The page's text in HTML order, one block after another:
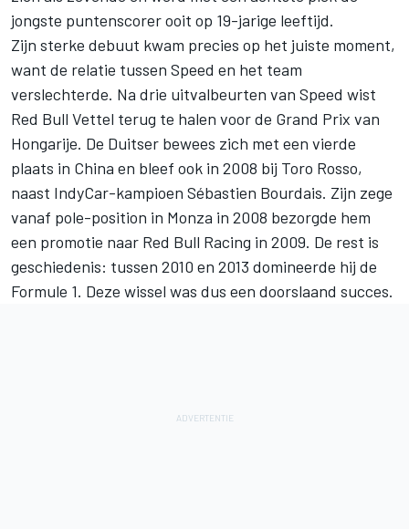
jongste puntenscorer ooit op 19-jarige leeftijd.
Zijn sterke debuut kwam precies op het juiste moment,
want de relatie tussen Speed en het team
verslechterde. Na drie uitvalbeurten van Speed wist
Red Bull Vettel terug te halen voor de Grand Prix van
Hongarije. De Duitser bewees zich met een vierde
plaats in China en bleef ook in 2008 bij Toro Rosso,
naast IndyCar-kampioen Sébastien Bourdais. Zijn zege
vanaf pole-position in Monza in 2008 bezorgde hem
een promotie naar Red Bull Racing in 2009. De rest is
geschiedenis: tussen 2010 en 2013 domineerde hij de
Formule 1. Deze wissel was dus een doorslaand succes.